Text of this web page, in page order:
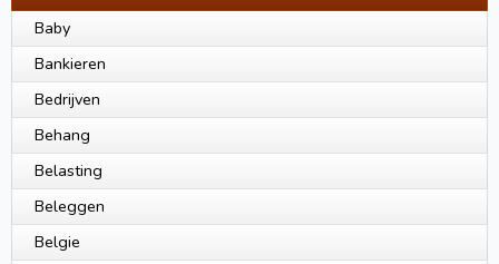
Baby
Bankieren
Bedrijven
Behang
Belasting
Beleggen
Belgie